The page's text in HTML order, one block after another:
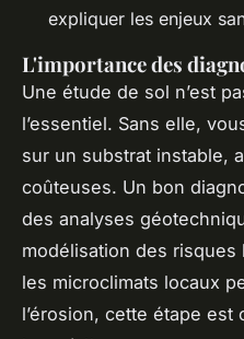
expliquer les enjeux
L'importance des
Une étude de sol n’est
l’essentiel. Sans elle,
sur un substrat instable,
coûteuses. Un bon
des analyses
modélisation des
les microclimats locaux
l’érosion, cette étape